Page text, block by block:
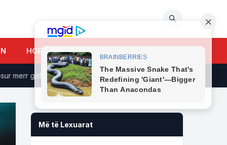
🔍
HOROSKOPI
gjithë vëmendjen Grabitet shtëpia e Angela Martinit,
Më të Lexuarat